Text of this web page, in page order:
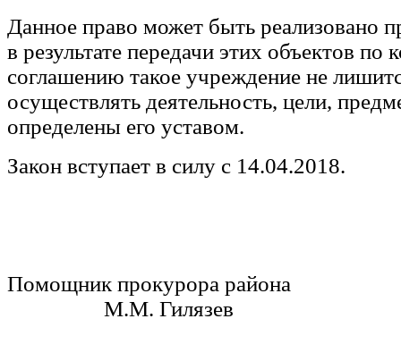
Данное право может быть реализовано
в результате передачи этих объектов по
соглашению такое учреждение не
осуществлять деятельность, цели,
определены его уставом.
Закон вступает в силу с 14.04.2018.
Помощник прокурора
М.М. Гилязев